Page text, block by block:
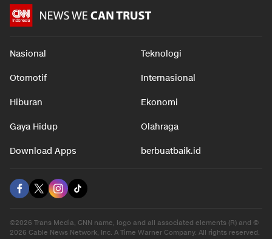
Nasional Teknologi
Otomotif Internasional
Hiburan Ekonomi
Gaya Hidup Olahraga
Download Apps berbuatbaik.id
©2026 Trans Media, CNN name, logo and all associated elements (R) and ©
2026 Cable News Network, Inc. A Time Warner Company. All rights reserved.